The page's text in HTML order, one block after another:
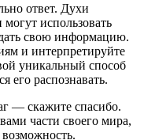
ответ. Духи
использовать
свою информацию.
и интерпретируйте
уникальный способ
распознавать.
— скажите спасибо.
части своего мира,